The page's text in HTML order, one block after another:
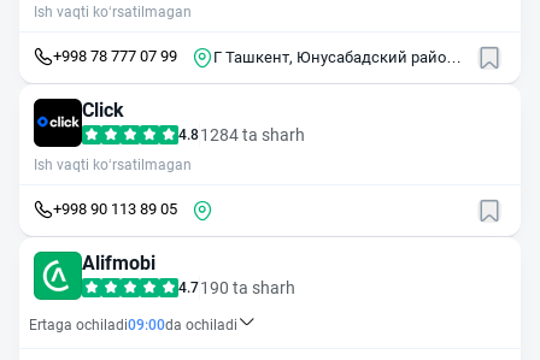
Ish vaqti ko‘rsatilmagan
+998 78 777 07 99
Г Ташкент, Юнусабадский район,
Click
4.81284 ta sharh
Ish vaqti ko‘rsatilmagan
+998 90 113 89 05
Alifmobi
4.7190 ta sharh
Ertaga ochiladi09:00da ochiladi